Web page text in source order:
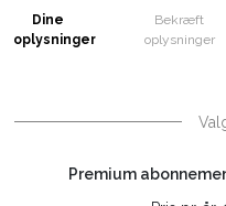
Dine
oplysninger
Bekræft
oplysninger
Premium